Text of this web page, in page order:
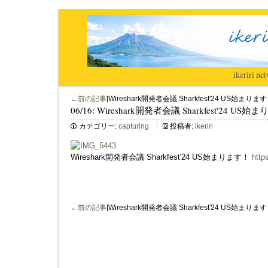
ikeriri|
←前の記事[Wireshark開発者会議 Sharkfest'24 US始まります
06/16: Wireshark開発者会議 Sharkfest'24 US始ま
カテゴリー: capturing 投稿者: ikeriri
Wireshark開発者会議 Sharkfest'24 US始まります！
←前の記事[Wireshark開発者会議 Sharkfest'24 US始まります